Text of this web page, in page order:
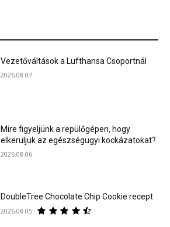
Vezetőváltások a Lufthansa Csoportnál
2026.08.07.
Mire figyeljünk a repülőgépen, hogy
elkerüljük az egészségügyi kockázatokat?
2026.08.06.
DoubleTree Chocolate Chip Cookie recept
2026.08.05.